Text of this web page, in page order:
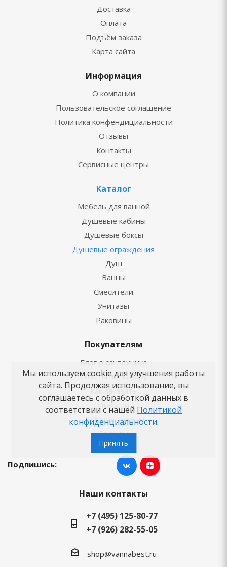
Доставка
Оплата
Подъём заказа
Карта сайта
Информация
О компании
Пользовательское соглашение
Политика конфендициальности
Отзывы
Контакты
Сервисные центры
Каталог
Мебель для ванной
Душевые кабины
Душевые боксы
Душевые ограждения
Душ
Ванны
Смесители
Унитазы
Раковины
Покупателям
Блог о сантехнике
Советы по выбору
Как заказать
Новости
Вопросы-ответы
Бренды
Подпишись:
Наши контакты
+7 (495) 125-80-77
+7 (926) 282-55-05
shop@vannabest.ru
Мы используем cookie для улучшения работы
сайта. Продолжая использование, вы
соглашаетесь с обработкой данных в
соответствии с нашей Политикой
конфиденциальности.
Принять